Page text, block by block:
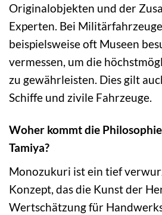
Originalobjekten und der
Experten. Bei
beispielsweise oft Museen
vermessen, um die
zu gewährleisten. Dies gilt
Schiffe und zivile Fahrzeuge.
Woher kommt die
Tamiya?
Monozukuri ist ein tief
Konzept, das die Kunst der
Wertschätzung für